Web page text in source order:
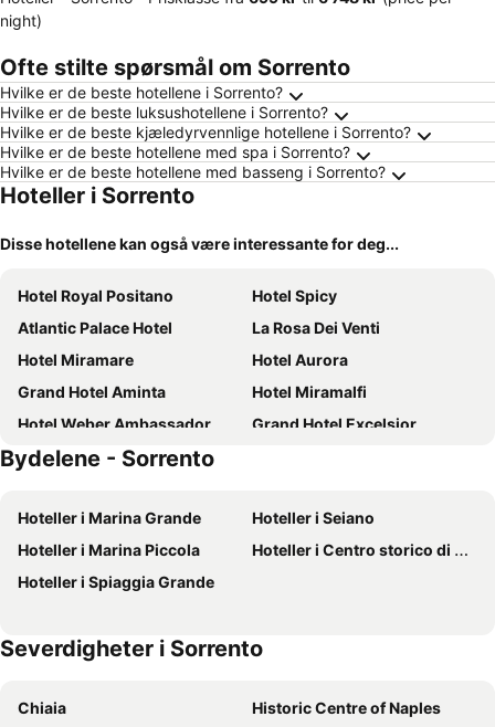
night)
Ofte stilte spørsmål om Sorrento
Hvilke er de beste hotellene i Sorrento?
Hvilke er de beste luksushotellene i Sorrento?
Hvilke er de beste kjæledyrvennlige hotellene i Sorrento?
Hvilke er de beste hotellene med spa i Sorrento?
Hvilke er de beste hotellene med basseng i Sorrento?
Hoteller i Sorrento
Disse hotellene kan også være interessante for deg...
Hotel Royal Positano
Hotel Spicy
Atlantic Palace Hotel
La Rosa Dei Venti
Hotel Miramare
Hotel Aurora
Grand Hotel Aminta
Hotel Miramalfi
Hotel Weber Ambassador
Grand Hotel Excelsior
Hotel La Vue d'Or
Hotel Bellevue Suite
Hotel Dania
Hotel Lorelei Londres
Casa Guadagno
Art Hotel Gran Paradiso
Anantara Convento di Amalfi Grand Hotel
Hotel Michelangelo
Johanna Park Hotel
Grand Hotel Angiolieri
Bydelene - Sorrento
Hoteller i Marina Grande
Hoteller i Seiano
Hoteller i Marina Piccola
Hoteller i Centro storico di Positano
Hoteller i Spiaggia Grande
Severdigheter i Sorrento
Chiaia
Historic Centre of Naples